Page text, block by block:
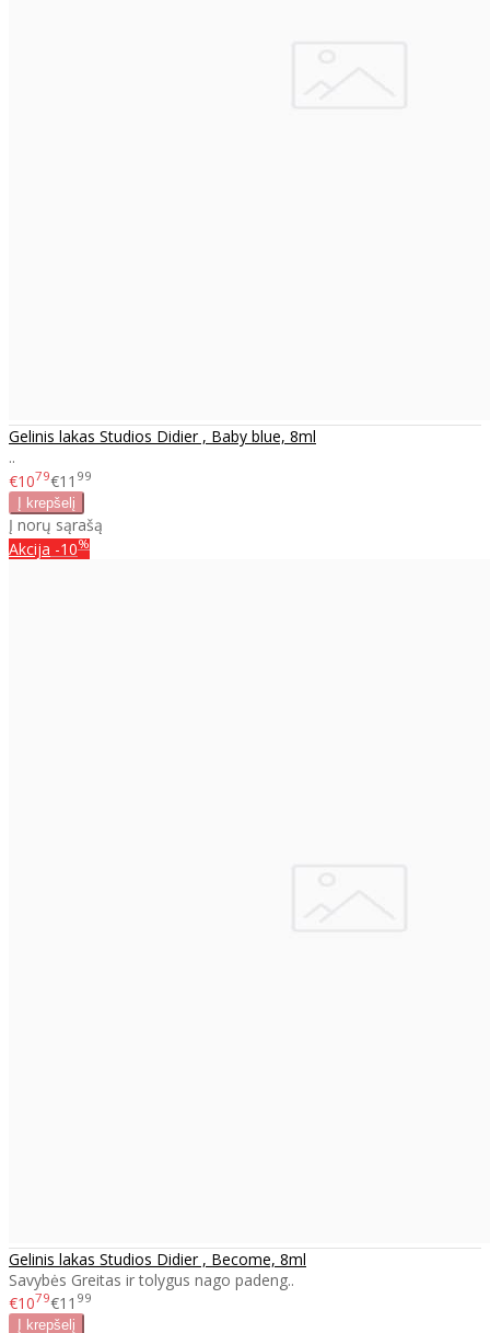
Gelinis lakas Studios Didier , Baby blue, 8ml
..
€1079€11 99
Į norų sąrašą
Akcija -10%
Gelinis lakas Studios Didier , Become, 8ml
Savybės Greitas ir tolygus nago padeng..
€1079€11 99